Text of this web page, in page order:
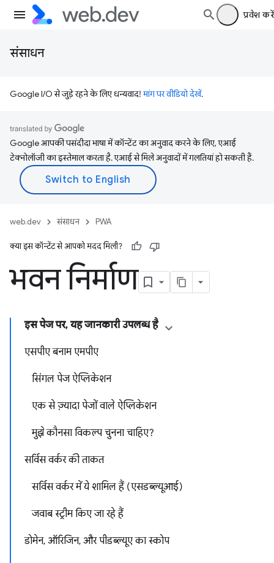
प्रवेश करें
संसाधन
Google I/O से जुड़े रहने के लिए धन्यवाद!मांग पर वीडियो देखें.
Google आपकी पसंदीदा भाषा में कॉन्टेंट का अनुवाद करने के लिए, एआई
टेक्नोलॉजी का इस्तेमाल करता है. एआई से मिले अनुवादों में गलतियां हो सकती हैं.
web.dev संसाधन PWA
क्या इस कॉन्टेंट से आपको मदद मिली?
भवन निर्माण
इस पेज पर, यह जानकारी उपलब्ध है
एसपीए बनाम एमपीए
सिंगल पेज ऐप्लिकेशन
एक से ज़्यादा पेजों वाले ऐप्लिकेशन
मुझे कौनसा विकल्प चुनना चाहिए?
सर्विस वर्कर की ताकत
सर्विस वर्कर में ये शामिल हैं (एसडब्ल्यूआई)
जवाब स्ट्रीम किए जा रहे हैं
डोमेन, ऑरिजिन, और पीडब्ल्यूए का स्कोप